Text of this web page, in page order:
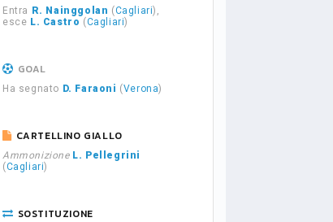
Entra R. Nainggolan (Cagliari),
esce L. Castro (Cagliari)
GOAL
Ha segnato D. Faraoni (Verona)
CARTELLINO GIALLO
Ammonizione L. Pellegrini
(Cagliari)
SOSTITUZIONE